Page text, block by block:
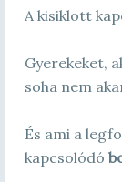
A kisiklott
Gyerekeket,
soha nem
És ami a
kapcsolódó